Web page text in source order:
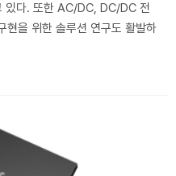
있다. 또한 AC/DC, DC/DC 전
현을 위한 솔루션 연구도 활발하